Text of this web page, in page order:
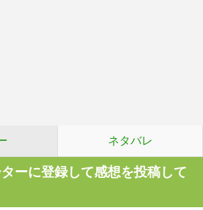
ネタバレ
ーに登録して感想を投稿して